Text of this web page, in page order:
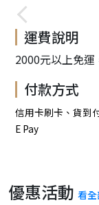
運費說明
2000元以上免
付款方式
信用卡刷卡、貨到
E Pay
優惠活動看